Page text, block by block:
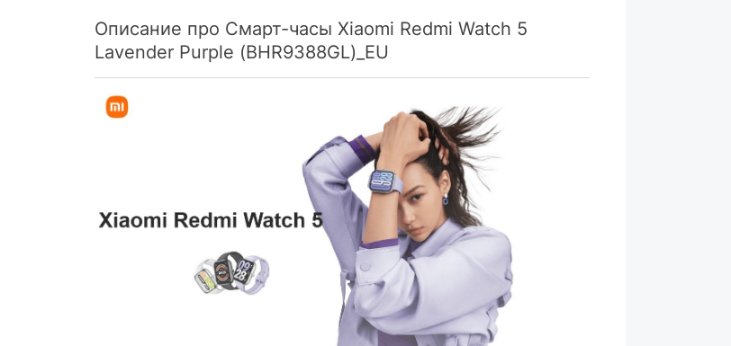
Описание про Смарт-часы Xiaomi Redmi Watch 5
Lavender Purple (BHR9388GL)_EU